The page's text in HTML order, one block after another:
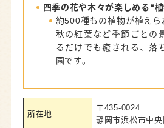
四季の花や木々が楽しめる“
約500種もの植物が植えら
秋の紅葉など季節ごとの
るだけでも癒される、落
園です。
所在地
〒435-0024
静岡市浜松市中